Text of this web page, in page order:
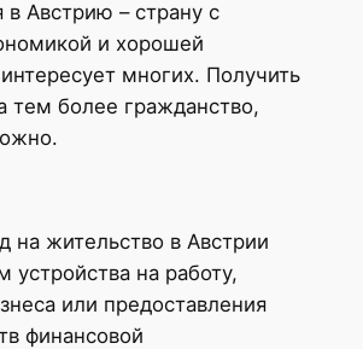
Австрию – страну с
и хорошей
многих. Получить
тем более гражданство,
на жительство в Австрии
на работу,
или предоставления
финансовой